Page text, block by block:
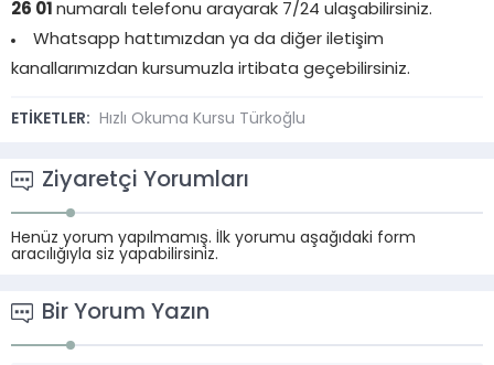
26 01 numaralı telefonu arayarak 7/24 ulaşabilirsiniz.
Whatsapp hattımızdan ya da diğer iletişim
kanallarımızdan kursumuzla irtibata geçebilirsiniz.
ETİKETLER: Hızlı Okuma Kursu Türkoğlu
Ziyaretçi Yorumları
Henüz yorum yapılmamış. İlk yorumu aşağıdaki form
aracılığıyla siz yapabilirsiniz.
Bir Yorum Yazın